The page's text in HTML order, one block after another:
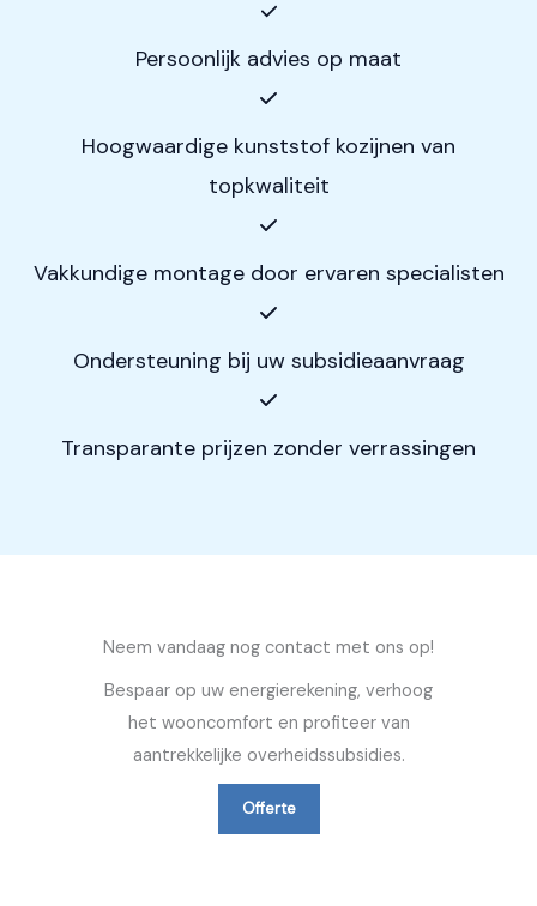
Persoonlijk advies op maat
Hoogwaardige kunststof kozijnen van
topkwaliteit
Vakkundige montage door ervaren specialisten
Ondersteuning bij uw subsidieaanvraag
Transparante prijzen zonder verrassingen
Neem vandaag nog contact met ons op!
Bespaar op uw energierekening, verhoog
het wooncomfort en profiteer van
aantrekkelijke overheidssubsidies.
Offerte